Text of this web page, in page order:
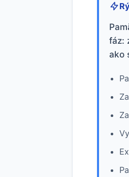
fáz:
ako